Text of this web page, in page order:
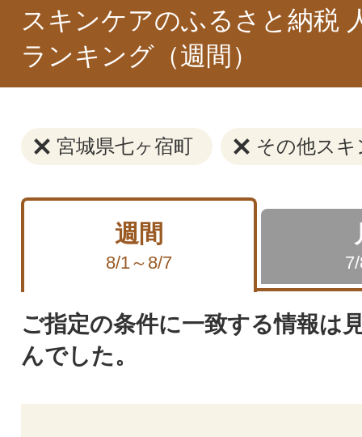
スキンケアのふるさと納税
ランキング（週間）
宮城県七ヶ宿町 その他ス
週間
8/1～8/7
ご指定の条件に一致する情報は
んでした。